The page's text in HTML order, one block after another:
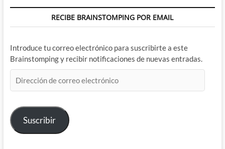
RECIBE BRAINSTOMPING POR EMAIL
Introduce tu correo electrónico para suscribirte a este
Brainstomping y recibir notificaciones de nuevas entradas.
de
electrónico
Suscribir